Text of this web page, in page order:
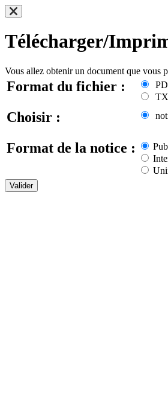
Télécharger/
Vous allez obtenir un document que vous
Format du fichier :
Choisir :
Format de la notice :